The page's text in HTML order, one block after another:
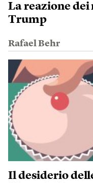
La reazione
Trump
Rafael Behr
Il desiderio